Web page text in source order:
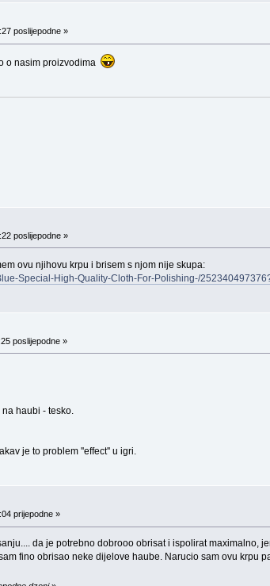
poslijepodne »
o nasim proizvodima
poslijepodne »
ovu njihovu krpu i brisem s njom nije skupa:
Special-High-Quality-Cloth-For-Polishing-/
poslijepodne »
haubi - tesko.
je to problem ''effect'' u igri.
prijepodne »
da je potrebno dobrooo obrisat i ispolirat maximalno,
fino obrisao neke dijelove haube. Narucio sam ovu krpu